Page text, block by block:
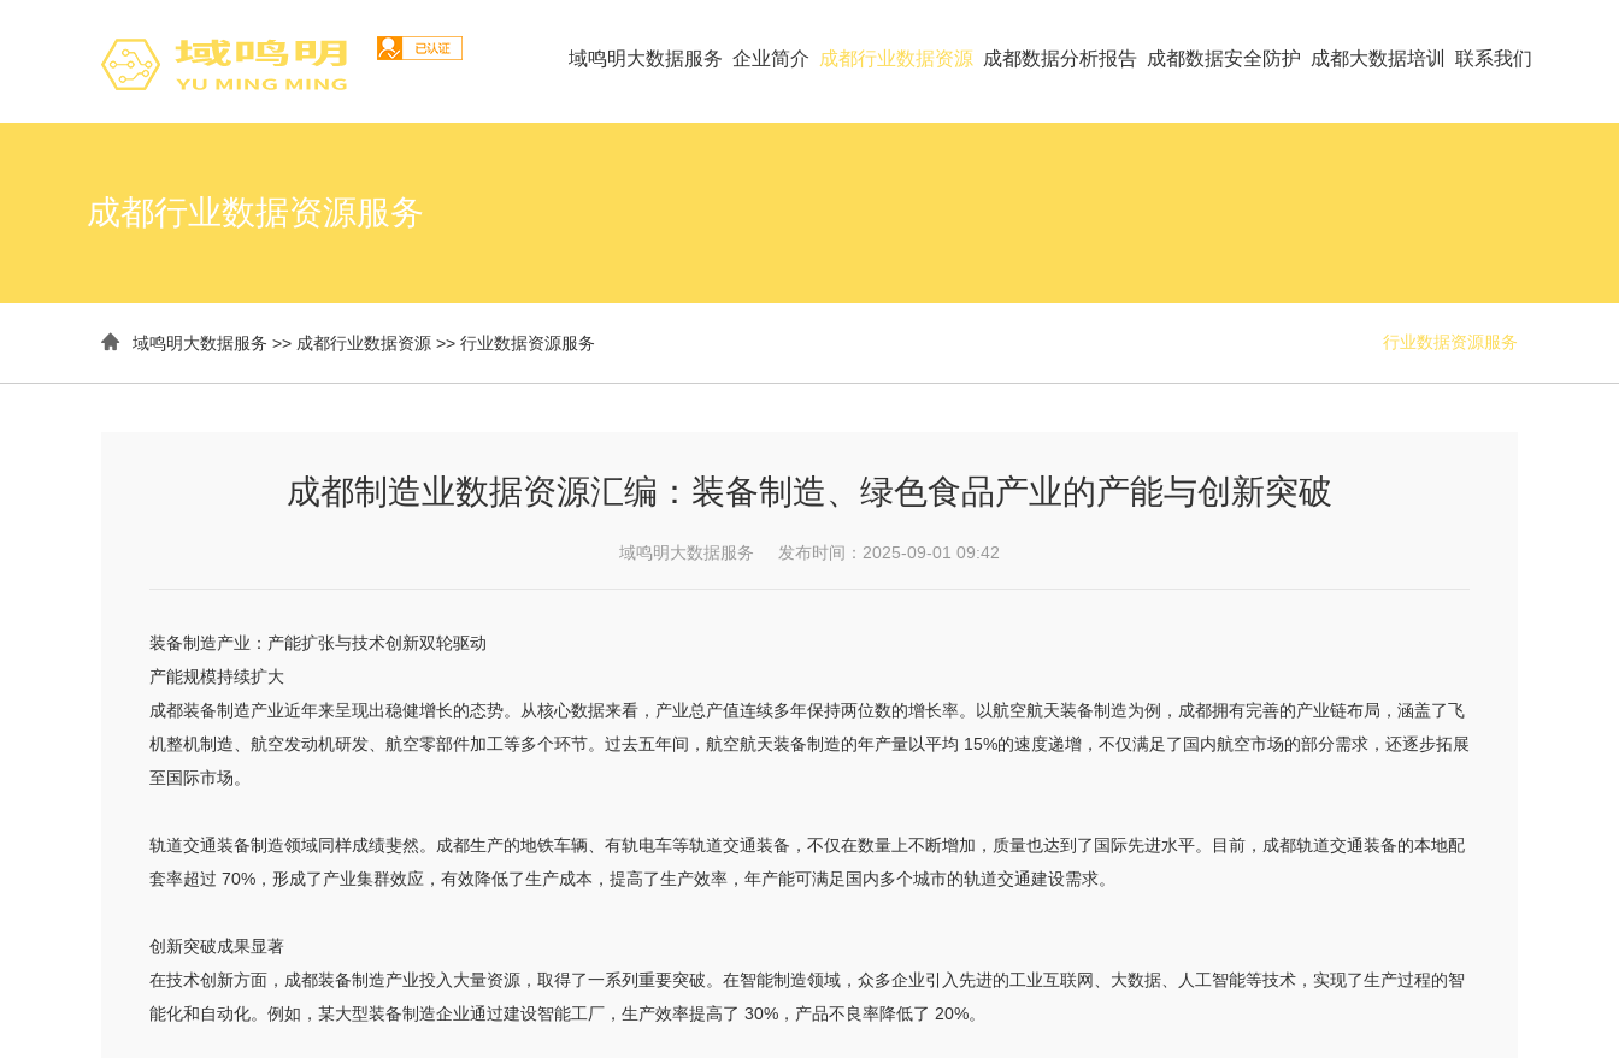
域鸣明大数据服务 企业简介 成都行业数据资源 成都数据分析报告 成都数据安全防护 成都大数据培训 联系我们
成都行业数据资源服务
 域鸣明大数据服务 >> 成都行业数据资源 >> 行业数据资源服务 行业数据资源服务
成都制造业数据资源汇编：装备制造、绿色食品产业的产能与创新突破
域鸣明大数据服务 发布时间：2025-09-01 09:42
装备制造产业：产能扩张与技术创新双轮驱动
产能规模持续扩大
成都装备制造产业近年来呈现出稳健增长的态势。从核心数据来看，产业总产值连续多年保持两位数的增长率。以航空航天装备制造为例，成都拥有完善的产业链布局，涵盖了飞
机整机制造、航空发动机研发、航空零部件加工等多个环节。过去五年间，航空航天装备制造的年产量以平均 15%的速度递增，不仅满足了国内航空市场的部分需求，还逐步拓展
至国际市场。
轨道交通装备制造领域同样成绩斐然。成都生产的地铁车辆、有轨电车等轨道交通装备，不仅在数量上不断增加，质量也达到了国际先进水平。目前，成都轨道交通装备的本地配
套率超过 70%，形成了产业集群效应，有效降低了生产成本，提高了生产效率，年产能可满足国内多个城市的轨道交通建设需求。
创新突破成果显著
在技术创新方面，成都装备制造产业投入大量资源，取得了一系列重要突破。在智能制造领域，众多企业引入先进的工业互联网、大数据、人工智能等技术，实现了生产过程的智
能化和自动化。例如，某大型装备制造企业通过建设智能工厂，生产效率提高了 30%，产品不良率降低了 20%。